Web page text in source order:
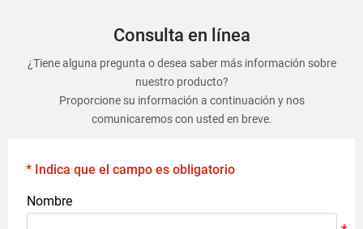
Consulta en línea
¿Tiene alguna pregunta o desea saber más información sobre
nuestro producto?
Proporcione su información a continuación y nos
comunicaremos con usted en breve.
* Indica que el campo es obligatorio
Nombre